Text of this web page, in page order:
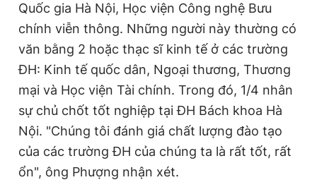
Quốc gia Hà Nội, Học viện Công nghệ Bưu
chính viễn thông. Những người này thường có
văn bằng 2 hoặc thạc sĩ kinh tế ở các trường
ĐH: Kinh tế quốc dân, Ngoại thương, Thương
mại và Học viện Tài chính. Trong đó, 1/4 nhân
sự chủ chốt tốt nghiệp tại ĐH Bách khoa Hà
Nội. "Chúng tôi đánh giá chất lượng đào tạo
của các trường ĐH của chúng ta là rất tốt, rất
ổn", ông Phượng nhận xét.